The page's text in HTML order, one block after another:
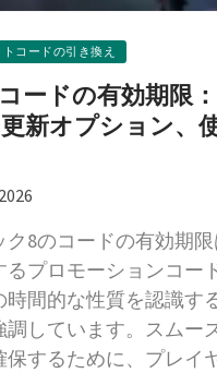
コードの引き換え
ードの有効期限
新オプション、
ク8のコードの有効期
るプロモーションコー
時間的な性質を認識す
調しています。スムー
保するために、プレイ